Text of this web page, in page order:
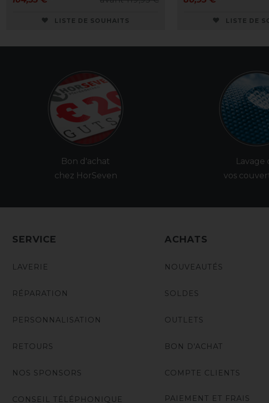
LISTE DE SOUHAITS LISTE DE
Bon d'achat
chez HorSeven
Lavage
vos
SERVICE
LAVERIE
RÉPARATION
PERSONNALISATION
RETOURS
NOS SPONSORS
CONSEIL TÉLÉPHONIQUE
ACHATS
NOUVEAUTÉS
SOLDES
OUTLETS
BON D'ACHAT
COMPTE CLIENTS
PAIEMENT ET FRAIS